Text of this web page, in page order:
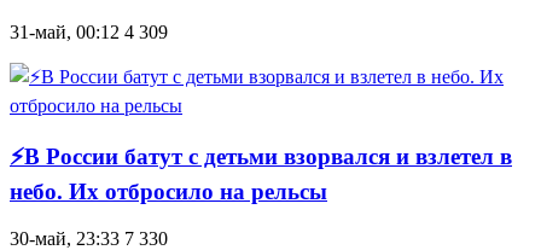
31-май, 00:12 4 309
⚡В России батут с детьми взорвался и взлетел в
небо. Их отбросило на рельсы
30-май, 23:33 7 330